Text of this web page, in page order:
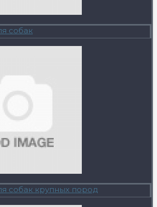
собак
собак крупных пород